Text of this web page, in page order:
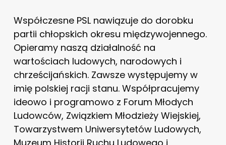
Współczesne PSL nawiązuje do dorobku
partii chłopskich okresu międzywojennego.
Opieramy naszą działalność na
wartościach ludowych, narodowych i
chrześcijańskich. Zawsze występujemy w
imię polskiej racji stanu. Współpracujemy
ideowo i programowo z Forum Młodych
Ludowców, Związkiem Młodzieży Wiejskiej,
Towarzystwem Uniwersytetów Ludowych,